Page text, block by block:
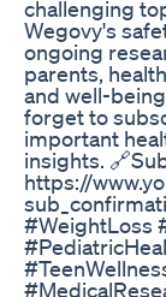
challenging
Wegovy's
ongoing
parents,
and well-
forget to
important
insights.
https://
#WeightLoss